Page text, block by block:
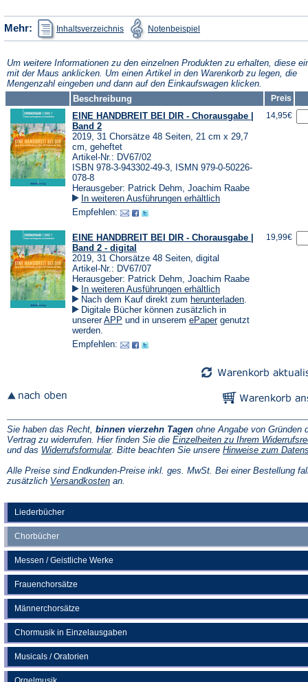
Liederbücher
Chorbücher
Messen / Geistliche Werke
Frauenchorsätze
Männerchorsätze
Chormusik in Einzelausgaben
Musicals / Oratorien
Mehr: Inhaltsverzeichnis
(Öffnet
in
einem
Tab)
Notenbeispiel in
einem
Tab)
Um weitere Informationen zu den einzelnen Produkten zu erhalten, diese
mit der Maus anklicken. Um einen Artikel in den Warenkorb zu legen, die
Mengenzahl eingeben und dann auf den Einkaufswagen klicken.
Beschreibung
Preis
EINE HANDBREIT BEI DIR - Chorausgabe |
Band 2
2019, 31 Chorsätze 48 Seiten, 21 cm x 29,7
cm, geheftet
Artikel-Nr.: DV67/02
ISBN 978-3-943302-49-3, ISMN 979-0-50226-
078-8
Herausgeber: Patrick Dehm, Joachim Raabe
In weiteren Ausführungen erhältlich
Empfehlen:
14,95€
EINE HANDBREIT BEI DIR - Chorausgabe |
Band 2 - digital
2019, 31 Chorsätze 48 Seiten, digital
Artikel-Nr.: DV67/07
Herausgeber: Patrick Dehm, Joachim Raabe
In weiteren Ausführungen erhältlich
Nach dem Kauf direkt zum herunterladen(Öffnet
einem
.
Digitale Bücher können zusätzlich in
unsererAPP (Öffnet
neuen
und in unserem ePaper(Öffnet
genutzt
werden.
Empfehlen:
19,99€
Sie haben das Recht, binnen vierzehn Tagen ohne Angabe von Gründen
Vertrag zu widerrufen. Hier finden Sie die Einzelheiten zu Ihrem
und das Widerrufsformular(Öffnet
einem
neuen
. Bitte beachten Sie unsere Hinweise zum
Alle Preise sind Endkunden-Preise inkl. ges. MwSt. Bei einer Bestellung
zusätzlich Versandkosten(Öffnet
an.